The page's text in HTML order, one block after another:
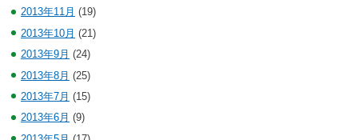
2013年11月 (19)
2013年10月 (21)
2013年9月 (24)
2013年8月 (25)
2013年7月 (15)
2013年6月 (9)